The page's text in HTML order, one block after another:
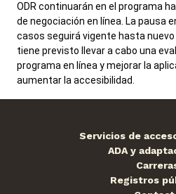
ODR continuarán en el programa
de negociación en línea. La pausa
casos seguirá vigente hasta nuevo
tiene previsto llevar a cabo una
programa en línea y mejorar la
aumentar la accesibilidad.
Servicios de
ADA y
Registros